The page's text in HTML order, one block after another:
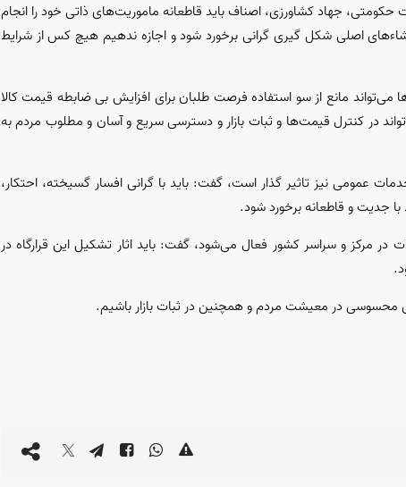
جهاد کشاورزی، اصناف باید قاطعانه ماموریت‌های ذاتی خود را انجام
اصلی شکل گیری گرانی برخورد شود و اجازه ندهیم هیچ کس از شرایط
مانع از سو استفاده فرصت طلبان برای افزایش بی ضابطه قیمت کالا
در کنترل قیمت‌ها و ثبات بازار و دسترسی سریع و آسان و مطلوب مردم به
عمومی نیز تاثیر گذار است، گفت: باید با گرانی افسار گسیخته، احتکار،
با جدیت و قاطعانه برخورد شود.
مرکز و سراسر کشور فعال می‌شود، گفت: باید اثار تشکیل این قرارگاه در
محسوسی در معیشت مردم و همچنین در ثبات بازار باشیم.